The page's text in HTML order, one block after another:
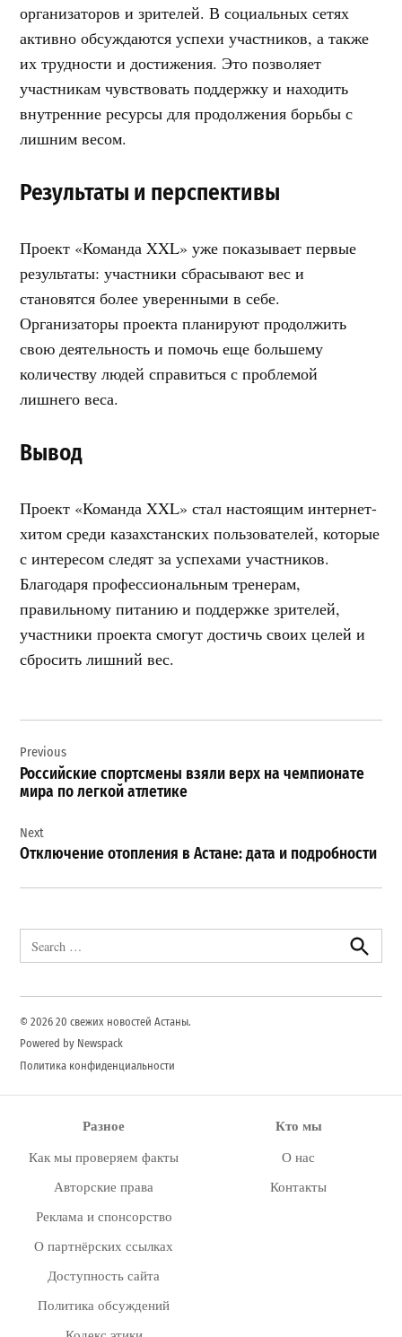
организаторов и зрителей. В социальных сетях
активно обсуждаются успехи участников, а также
их трудности и достижения. Это позволяет
участникам чувствовать поддержку и находить
внутренние ресурсы для продолжения борьбы с
лишним весом.
Результаты и перспективы
Проект «Команда XXL» уже показывает первые
результаты: участники сбрасывают вес и
становятся более уверенными в себе.
Организаторы проекта планируют продолжить
свою деятельность и помочь еще большему
количеству людей справиться с проблемой
лишнего веса.
Вывод
Проект «Команда XXL» стал настоящим интернет-
хитом среди казахстанских пользователей, которые
с интересом следят за успехами участников.
Благодаря профессиональным тренерам,
правильному питанию и поддержке зрителей,
участники проекта смогут достичь своих целей и
сбросить лишний вес.
по
записям
Previous
Российские спортсмены взяли верх на чемпионате
мира по легкой атлетике
Next
Отключение отопления в Астане: дата и подробности
for:
Search
© 2026 20 свежих новостей Астаны.
Powered by Newspack
Политика конфиденциальности
Разное
Как мы проверяем факты
Авторские права
Реклама и спонсорство
О партнёрских ссылках
Доступность сайта
Политика обсуждений
Кто мы
О нас
Контакты